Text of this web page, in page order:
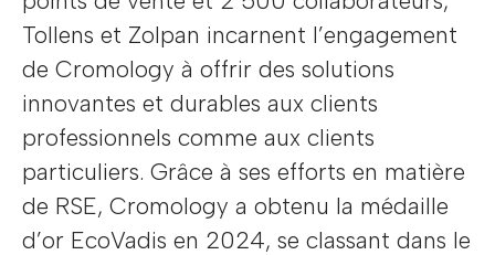
Tollens et Zolpan incarnent l’engagement
de Cromology à offrir des solutions
innovantes et durables aux clients
professionnels comme aux clients
particuliers. Grâce à ses efforts en matière
de RSE, Cromology a obtenu la médaille
d’or EcoVadis en 2024, se classant dans le